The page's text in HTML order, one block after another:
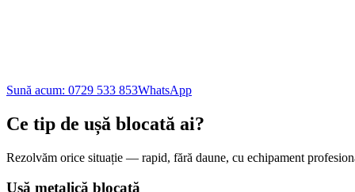
Sună acum: 0729 533 853WhatsApp
Ce tip de ușă blocată ai?
Rezolvăm orice situație — rapid, fără daune, cu echipament
Ușă metalică blocată